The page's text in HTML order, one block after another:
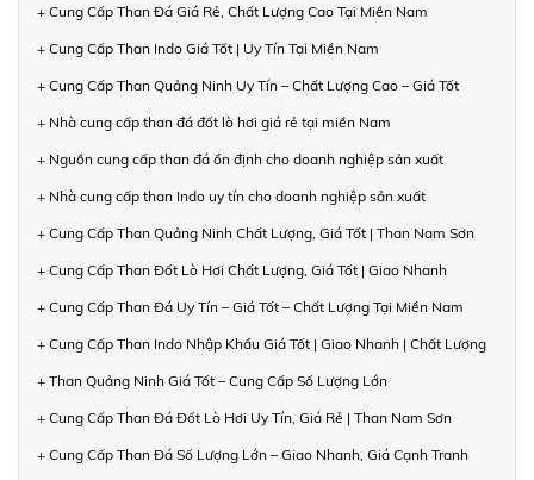
+ Cung Cấp Than Đá Giá Rẻ, Chất Lượng Cao Tại Miền Nam
+ Cung Cấp Than Indo Giá Tốt | Uy Tín Tại Miền Nam
+ Cung Cấp Than Quảng Ninh Uy Tín – Chất Lượng Cao – Giá Tốt
+ Nhà cung cấp than đá đốt lò hơi giá rẻ tại miền Nam
+ Nguồn cung cấp than đá ổn định cho doanh nghiệp sản xuất
+ Nhà cung cấp than Indo uy tín cho doanh nghiệp sản xuất
+ Cung Cấp Than Quảng Ninh Chất Lượng, Giá Tốt | Than Nam Sơn
+ Cung Cấp Than Đốt Lò Hơi Chất Lượng, Giá Tốt | Giao Nhanh
+ Cung Cấp Than Đá Uy Tín – Giá Tốt – Chất Lượng Tại Miền Nam
+ Cung Cấp Than Indo Nhập Khẩu Giá Tốt | Giao Nhanh | Chất Lượng
+ Than Quảng Ninh Giá Tốt – Cung Cấp Số Lượng Lớn
+ Cung Cấp Than Đá Đốt Lò Hơi Uy Tín, Giá Rẻ | Than Nam Sơn
+ Cung Cấp Than Đá Số Lượng Lớn – Giao Nhanh, Giá Cạnh Tranh